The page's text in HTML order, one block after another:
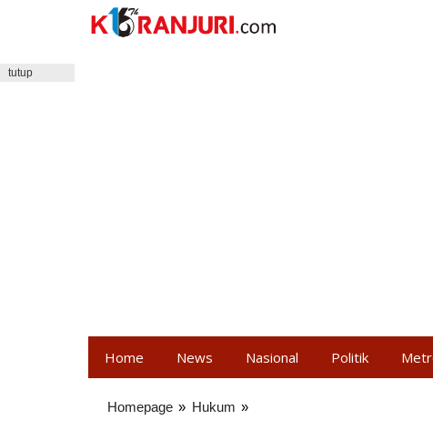
Home News Nasional Politik
tutup
Homepage » Hukum »